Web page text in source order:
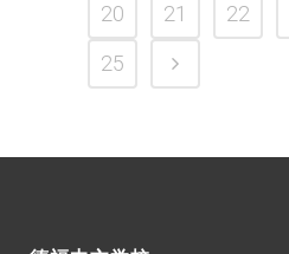
20
21 22
25